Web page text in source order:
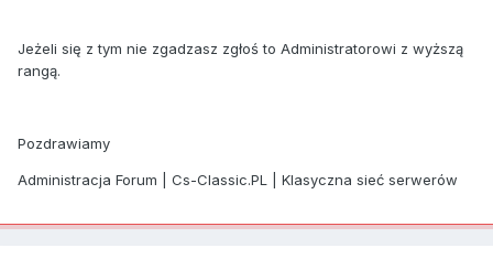
Jeżeli się z tym nie zgadzasz zgłoś to Administratorowi z wyższą
rangą.
Pozdrawiamy
Administracja Forum | Cs-Classic.PL | Klasyczna sieć serwerów